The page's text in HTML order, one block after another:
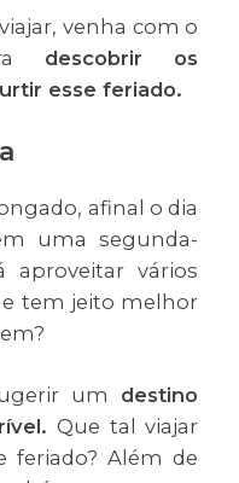
venha com o
descobrir os
esse feriado.
afinal o dia
uma segunda-
aproveitar vários
e tem jeito melhor
um destino
Que tal viajar
feriado? Além de